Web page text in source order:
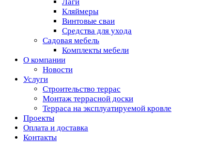
Лаги
Кляймеры
Винтовые сваи
Средства для ухода
Садовая мебель
Комплекты мебели
О компании
Новости
Услуги
Строительство террас
Монтаж террасной доски
Терраса на эксплуатируемой кровле
Проекты
Оплата и доставка
Контакты